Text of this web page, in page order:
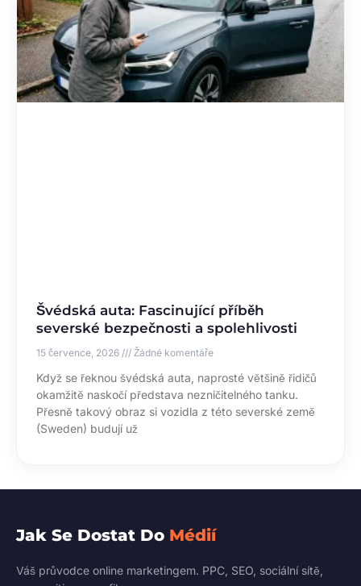
Švédská auta: Fascinující příběh
severské bezpečnosti a spolehlivosti
15 července, 2026 Žádné komentáře
Když se řeknou švédská auta, naprosté většině řidičů
okamžitě naskočí představa nezničitelného tanku.
Přesně takový obraz si vozidla z této severské země
(Sweden) budují už
Jak Se Dostat Do Médií
Váš průvodce online marketingem. PPC, SEO, sociální sítě,